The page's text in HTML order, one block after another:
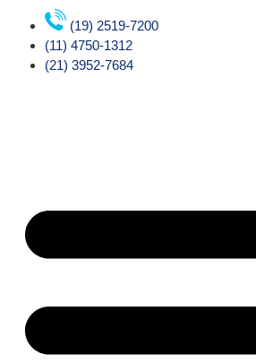
(19) 2519-7200
(11) 4750-1312
(21) 3952-7684